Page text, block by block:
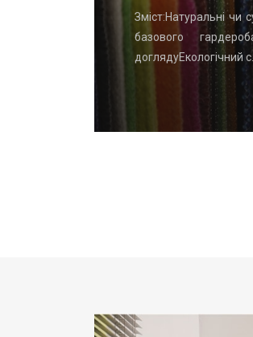
Зміст:Натуральні чи
базового
доглядуЕкологічний с…